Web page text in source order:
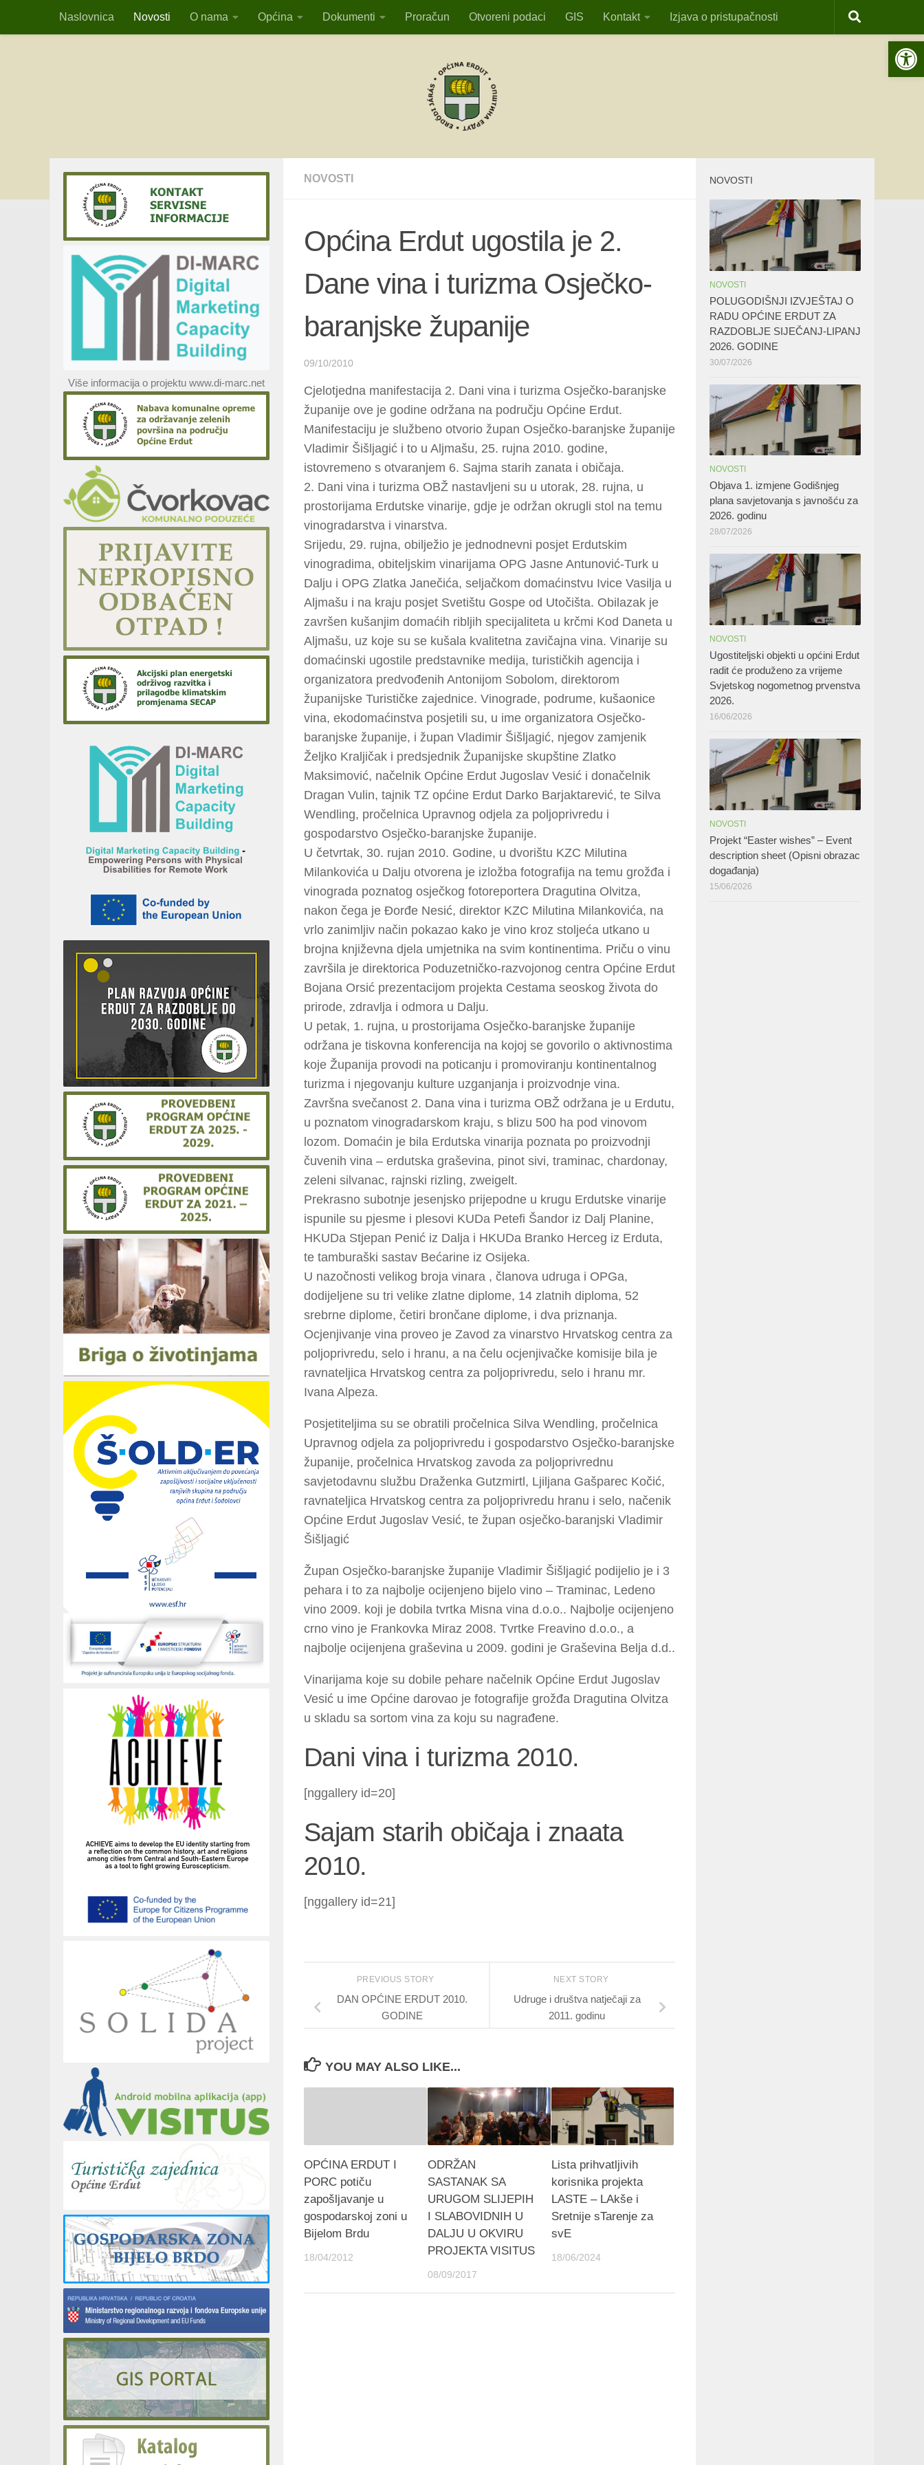
Skip to content
Naslovnica Novosti O nama Općina Dokumenti Proračun Otvoreni podaci GIS Kontakt Izjava o pristupačnosti
NOVOSTI
Općina Erdut ugostila je 2.
Dane vina i turizma Osječko-
baranjske županije
09/10/2010
Cjelotjedna manifestacija 2. Dani vina i turizma Osječko-baranjske
županije ove je godine održana na području Općine Erdut.
Manifestaciju je službeno otvorio župan Osječko-baranjske županije
Vladimir Šišljagić i to u Aljmašu, 25. rujna 2010. godine,
istovremeno s otvaranjem 6. Sajma starih zanata i običaja.
2. Dani vina i turizma OBŽ nastavljeni su u utorak, 28. rujna, u
prostorijama Erdutske vinarije, gdje je održan okrugli stol na temu
vinogradarstva i vinarstva.
Srijedu, 29. rujna, obilježio je jednodnevni posjet Erdutskim
vinogradima, obiteljskim vinarijama OPG Jasne Antunović-Turk u
Dalju i OPG Zlatka Janečića, seljačkom domaćinstvu Ivice Vasilja u
Aljmašu i na kraju posjet Svetištu Gospe od Utočišta. Obilazak je
završen kušanjim domaćih ribljih specijaliteta u krčmi Kod Daneta u
Aljmašu, uz koje su se kušala kvalitetna zavičajna vina. Vinarije su
domaćinski ugostile predstavnike medija, turističkih agencija i
organizatora predvođenih Antonijom Sobolom, direktorom
županijske Turističke zajednice. Vinograde, podrume, kušaonice
vina, ekodomaćinstva posjetili su, u ime organizatora Osječko-
baranjske županije, i župan Vladimir Šišljagić, njegov zamjenik
Željko Kraljičak i predsjednik Županijske skupštine Zlatko
Maksimović, načelnik Općine Erdut Jugoslav Vesić i donačelnik
Dragan Vulin, tajnik TZ općine Erdut Darko Barjaktarević, te Silva
Wendling, pročelnica Upravnog odjela za poljoprivredu i
gospodarstvo Osječko-baranjske županije.
U četvrtak, 30. rujan 2010. Godine, u dvorištu KZC Milutina
Milankovića u Dalju otvorena je izložba fotografija na temu grožđa i
vinograda poznatog osječkog fotoreportera Dragutina Olvitza,
nakon čega je Đorđe Nesić, direktor KZC Milutina Milankovića, na
vrlo zanimljiv način pokazao kako je vino kroz stoljeća utkano u
brojna književna djela umjetnika na svim kontinentima. Priču o vinu
završila je direktorica Poduzetničko-razvojonog centra Općine Erdut
Bojana Orsić prezentacijom projekta Cestama seoskog života do
prirode, zdravlja i odmora u Dalju.
U petak, 1. rujna, u prostorijama Osječko-baranjske županije
održana je tiskovna konferencija na kojoj se govorilo o aktivnostima
koje Županija provodi na poticanju i promoviranju kontinentalnog
turizma i njegovanju kulture uzganjanja i proizvodnje vina.
Završna svečanost 2. Dana vina i turizma OBŽ održana je u Erdutu,
u poznatom vinogradarskom kraju, s blizu 500 ha pod vinovom
lozom. Domaćin je bila Erdutska vinarija poznata po proizvodnji
čuvenih vina – erdutska graševina, pinot sivi, traminac, chardonay,
zeleni silvanac, rajnski rizling, zweigelt.
Prekrasno subotnje jesenjsko prijepodne u krugu Erdutske vinarije
ispunile su pjesme i plesovi KUDa Petefi Šandor iz Dalj Planine,
HKUDa Stjepan Penić iz Dalja i HKUDa Branko Herceg iz Erduta,
te tamburaški sastav Bećarine iz Osijeka.
U nazočnosti velikog broja vinara , članova udruga i OPGa,
dodijeljene su tri velike zlatne diplome, 14 zlatnih diploma, 52
srebrne diplome, četiri brončane diplome, i dva priznanja.
Ocjenjivanje vina proveo je Zavod za vinarstvo Hrvatskog centra za
poljoprivredu, selo i hranu, a na čelu ocjenjivačke komisije bila je
ravnateljica Hrvatskog centra za poljoprivredu, selo i hranu mr.
Ivana Alpeza.
Posjetiteljima su se obratili pročelnica Silva Wendling, pročelnica
Upravnog odjela za poljoprivredu i gospodarstvo Osječko-baranjske
županije, pročelnica Hrvatskog zavoda za poljoprivrednu
savjetodavnu službu Draženka Gutzmirtl, Ljiljana Gašparec Kočić,
ravnateljica Hrvatskog centra za poljoprivredu hranu i selo, načenik
Općine Erdut Jugoslav Vesić, te župan osječko-baranjski Vladimir
Šišljagić
Župan Osječko-baranjske županije Vladimir Šišljagić podijelio je i 3
pehara i to za najbolje ocijenjeno bijelo vino – Traminac, Ledeno
vino 2009. koji je dobila tvrtka Misna vina d.o.o.. Najbolje ocijenjeno
crno vino je Frankovka Miraz 2008. Tvrtke Freavino d.o.o., a
najbolje ocijenjena graševina u 2009. godini je Graševina Belja d.d..
Vinarijama koje su dobile pehare načelnik Općine Erdut Jugoslav
Vesić u ime Općine darovao je fotografije grožđa Dragutina Olvitza
u skladu sa sortom vina za koju su nagrađene.
Dani vina i turizma 2010.
[nggallery id=20]
Sajam starih običaja i znaata
2010.
[nggallery id=21]
NEXT STORY
Udruge i društva natječaji za
2011. godinu
PREVIOUS STORY
DAN OPĆINE ERDUT 2010.
GODINE
YOU MAY ALSO LIKE...
OPĆINA ERDUT I
PORC potiču
zapošljavanje u
gospodarskoj zoni u
Bijelom Brdu
18/04/2012
ODRŽAN
SASTANAK SA
URUGOM SLIJEPIH
I SLABOVIDNIH U
DALJU U OKVIRU
PROJEKTA VISITUS
08/09/2017
Lista prihvatljivih
korisnika projekta
LASTE – LAkše i
Sretnije sTarenje za
svE
18/06/2024
Više informacija o projektu www.di-marc.net
NOVOSTI
NOVOSTI
POLUGODIŠNJI IZVJEŠTAJ O
RADU OPĆINE ERDUT ZA
RAZDOBLJE SIJEČANJ-LIPANJ
2026. GODINE
30/07/2026
NOVOSTI
Objava 1. izmjene Godišnjeg
plana savjetovanja s javnošću za
2026. godinu
28/07/2026
NOVOSTI
Ugostiteljski objekti u općini Erdut
radit će produženo za vrijeme
Svjetskog nogometnog prvenstva
2026.
16/06/2026
NOVOSTI
Projekt “Easter wishes” – Event
description sheet (Opisni obrazac
događanja)
15/06/2026